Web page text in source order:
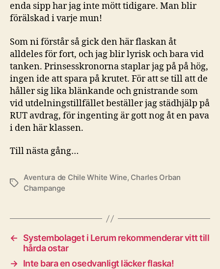
enda sipp har jag inte mött tidigare. Man blir
förälskad i varje mun!
Som ni förstår så gick den här flaskan åt
alldeles för fort, och jag blir lyrisk och bara vid
tanken. Prinsesskronorna staplar jag på på hög,
ingen ide att spara på krutet. För att se till att de
håller sig lika blänkande och gnistrande som
vid utdelningstillfället beställer jag städhjälp på
RUT avdrag, för ingenting är gott nog åt en pava
i den här klassen.
Till nästa gång…
Etiketter
Aventura de Chile White Wine, Charles Orban
Champange
←
Systembolaget i Lerum rekommenderar vitt till
hårda ostar
→ Inte bara en osedvanligt läcker flaska!